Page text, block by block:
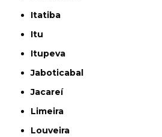
Itatiba
Itu
Itupeva
Jaboticabal
Jacareí
Limeira
Louveira